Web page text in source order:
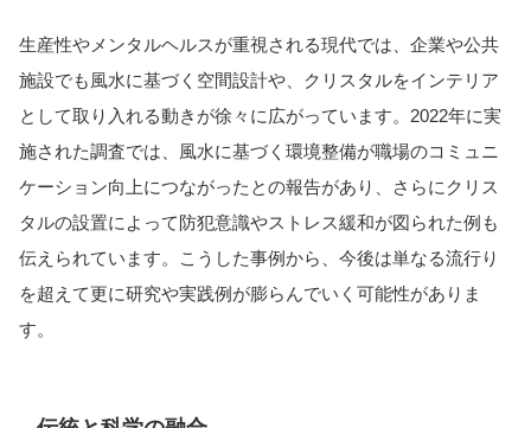
生産性やメンタルヘルスが重視される現代では、企業や公共
施設でも風水に基づく空間設計や、クリスタルをインテリア
として取り入れる動きが徐々に広がっています。2022年に実
施された調査では、風水に基づく環境整備が職場のコミュニ
ケーション向上につながったとの報告があり、さらにクリス
タルの設置によって防犯意識やストレス緩和が図られた例も
伝えられています。こうした事例から、今後は単なる流行り
を超えて更に研究や実践例が膨らんでいく可能性がありま
す。